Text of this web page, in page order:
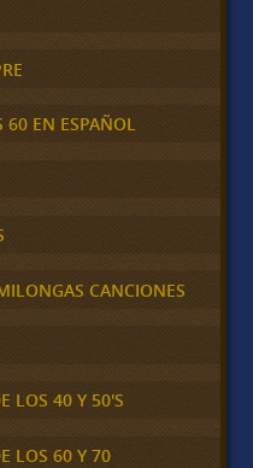
60 EN ESPAÑOL
CANCIONES
LOS 40 Y 50'S
LOS 60 Y 70